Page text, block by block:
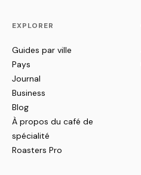
EXPLORER
Guides par ville
Pays
Journal
Business
Blog
À propos du café de
spécialité
Roasters Pro